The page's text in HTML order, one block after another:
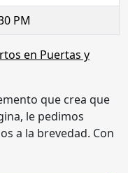
PM
en Puertas y
que crea que
le pedimos
a la brevedad. Con